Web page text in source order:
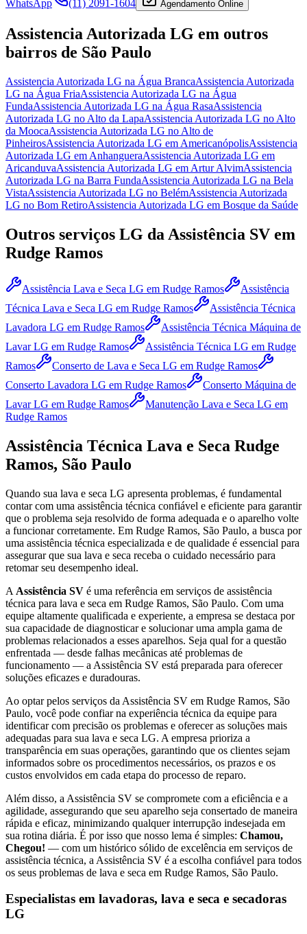
WhatsApp (11) 2091-1604 Agendamento Online
Assistencia Autorizada LG em outros
bairros de São Paulo
Assistencia Autorizada LG na Água BrancaAssistencia Autorizada
LG na Água FriaAssistencia Autorizada LG na Água
FundaAssistencia Autorizada LG na Água RasaAssistencia
Autorizada LG no Alto da LapaAssistencia Autorizada LG no Alto
da MoocaAssistencia Autorizada LG no Alto de
PinheirosAssistencia Autorizada LG em AmericanópolisAssistencia
Autorizada LG em AnhangueraAssistencia Autorizada LG em
AricanduvaAssistencia Autorizada LG em Artur AlvimAssistencia
Autorizada LG na Barra FundaAssistencia Autorizada LG na Bela
VistaAssistencia Autorizada LG no BelémAssistencia Autorizada
LG no Bom RetiroAssistencia Autorizada LG em Bosque da Saúde
Outros serviços LG da Assistência SV em
Rudge Ramos
Assistência Lava e Seca LG em Rudge Ramos
Assistência
Técnica Lava e Seca LG em Rudge Ramos
Assistência Técnica
Lavadora LG em Rudge Ramos
Assistência Técnica Máquina de
Lavar LG em Rudge Ramos Assistência Técnica LG em Rudge
Ramos
Conserto de Lava e Seca LG em Rudge Ramos
Conserto Lavadora LG em Rudge Ramos
Conserto Máquina de
Lavar LG em Rudge Ramos Manutenção Lava e Seca LG em
Rudge Ramos
Assistência Técnica Lava e Seca Rudge
Ramos, São Paulo
Quando sua lava e seca LG apresenta problemas, é fundamental
contar com uma assistência técnica confiável e eficiente para garantir
que o problema seja resolvido de forma adequada e o aparelho volte
a funcionar corretamente. Em Rudge Ramos, São Paulo, a busca por
uma assistência técnica especializada e de qualidade é essencial para
assegurar que sua lava e seca receba o cuidado necessário para
retomar seu desempenho ideal.
A Assistência SV é uma referência em serviços de assistência
técnica para lava e seca em Rudge Ramos, São Paulo. Com uma
equipe altamente qualificada e experiente, a empresa se destaca por
sua capacidade de diagnosticar e solucionar uma ampla gama de
problemas relacionados a esses aparelhos. Seja qual for a questão
enfrentada — desde falhas mecânicas até problemas de
funcionamento — a Assistência SV está preparada para oferecer
soluções eficazes e duradouras.
Ao optar pelos serviços da Assistência SV em Rudge Ramos, São
Paulo, você pode confiar na experiência técnica da equipe para
identificar com precisão os problemas e oferecer as soluções mais
adequadas para sua lava e seca LG. A empresa prioriza a
transparência em suas operações, garantindo que os clientes sejam
informados sobre os procedimentos necessários, os prazos e os
custos envolvidos em cada etapa do processo de reparo.
Além disso, a Assistência SV se compromete com a eficiência e a
agilidade, assegurando que seu aparelho seja consertado de maneira
rápida e eficaz, minimizando qualquer interrupção indesejada em
sua rotina diária. É por isso que nosso lema é simples: Chamou,
Chegou! — com um histórico sólido de excelência em serviços de
assistência técnica, a Assistência SV é a escolha confiável para todos
os seus problemas de lava e seca em Rudge Ramos, São Paulo.
Especialistas em lavadoras, lava e seca e secadoras
LG